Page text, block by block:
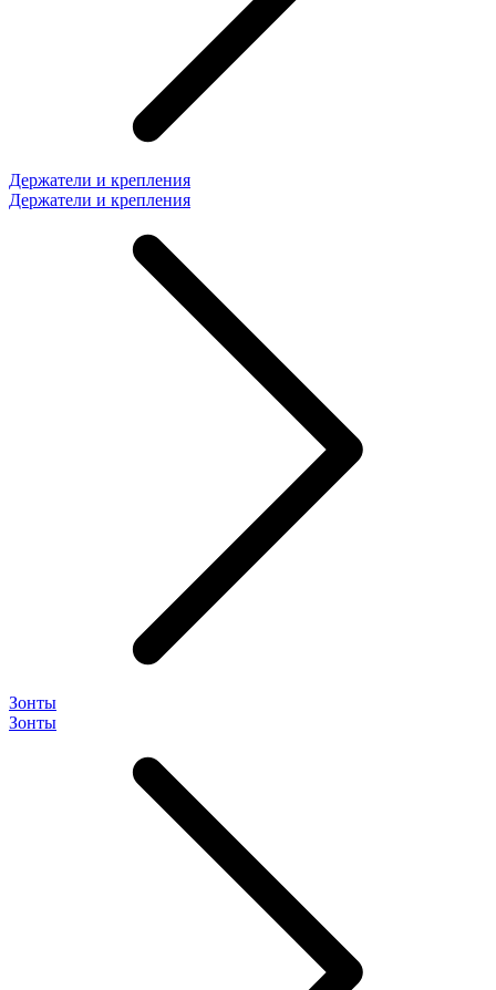
Держатели и крепления
Держатели и крепления
Зонты
Зонты